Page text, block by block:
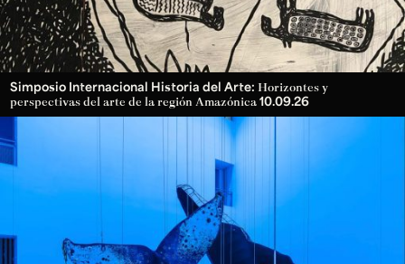
Simposio Internacional Historia del Arte: Horizontes y
perspectivas del arte de la región Amazónica 10.09.26